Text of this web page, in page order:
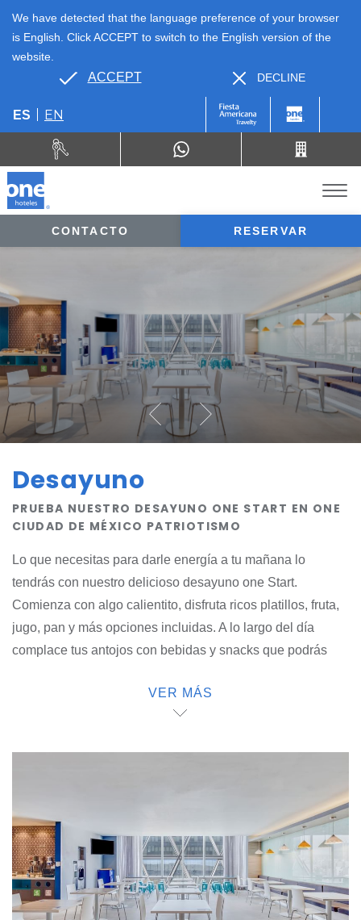
ES EN
CONTACTO RESERVAR
We have detected that the language preference of your browser
is English. Click ACCEPT to switch to the English version of the
website.
ACCEPT DECLINE
Desayuno
PRUEBA NUESTRO DESAYUNO ONE START EN ONE
CIUDAD DE MÉXICO PATRIOTISMO
Lo que necesitas para darle energía a tu mañana lo
tendrás con nuestro delicioso desayuno one Start.
Comienza con algo calientito, disfruta ricos platillos, fruta,
jugo, pan y más opciones incluidas. A lo largo del día
complace tus antojos con bebidas y snacks que podrás
Pruébalo, estando aquí o llevándolo a donde vayas. O si lo
prefieres puedes pedir tu comida favorita de algún
VER MÁS